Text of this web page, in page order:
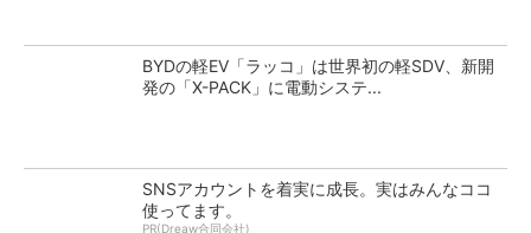
BYDの軽EV「ラッコ」は世界初の軽SDV、新開
発の「X-PACK」に電動システ...
SNSアカウントを着実に成長。実はみんなココ
使ってます。
PR(Dreaw合同会社)